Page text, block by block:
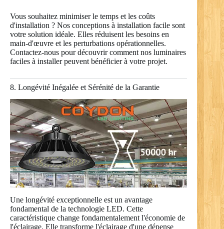
Vous souhaitez minimiser le temps et les coûts
d'installation ? Nos conceptions à installation facile sont
votre solution idéale. Elles réduisent les besoins en
main-d'œuvre et les perturbations opérationnelles.
Contactez-nous pour découvrir comment nos luminaires
faciles à installer peuvent bénéficier à votre projet.
8. Longévité Inégalée et Sérénité de la Garantie
Une longévité exceptionnelle est un avantage
fondamental de la technologie LED. Cette
caractéristique change fondamentalement l'économie de
l'éclairage. Elle transforme l'éclairage d'une dépense